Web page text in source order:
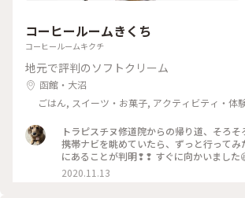
コーヒールームきくち
コーヒールームキクチ
地元で評判のソフトクリーム
函館・大沼
ごはん, スイーツ・お菓子, アクティビティ・体
トラピスチヌ修道院からの帰り道、そろそ
携帯ナビを眺めていたら、ずっと行ってみ
にあることが判明❢❢ すぐに向かいました😆 某水曜ど○で
ょうの対決列島で最初に対決した、コーヒ
のソフトクリームです❣❣ 種類はバニラ、
2020.11.13